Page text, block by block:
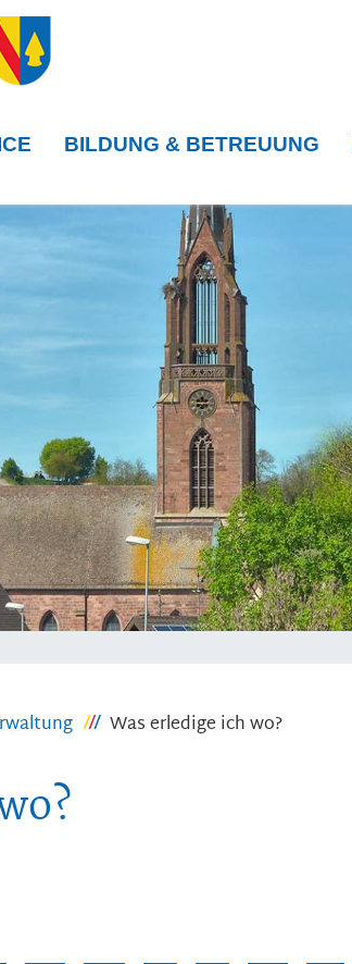
BILDUNG & BETREUUNG
Was erledige ich wo?